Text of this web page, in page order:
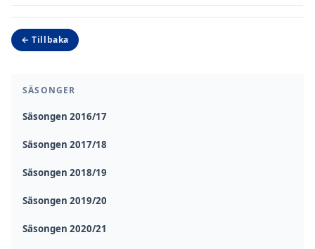
SÄSONGER
Säsongen 2016/17
Säsongen 2017/18
Säsongen 2018/19
Säsongen 2019/20
Säsongen 2020/21
← Tillbaka